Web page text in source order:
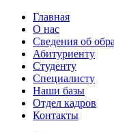
Главная
О нас
Сведения об
Абитуриенту
Студенту
Специалисту
Наши базы
Отдел кадров
Контакты